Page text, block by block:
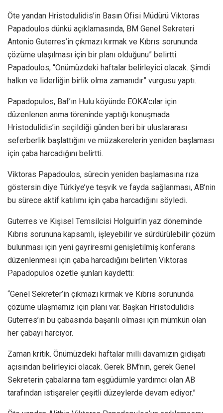
Öte yandan Hristodulidis’in Basın Ofisi Müdürü Viktoras
Papadoulos dünkü açıklamasında, BM Genel Sekreteri
Antonio Guterres’in çıkmazı kırmak ve Kıbrıs sorununda
çözüme ulaşılması için bir planı olduğunu” belirtti.
Papadoulos, “Önümüzdeki haftalar belirleyici olacak. Şimdi
halkın ve liderliğin birlik olma zamanıdır” vurgusu yaptı.
Papadopulos, Baf’ın Hulu köyünde EOKA’cılar için
düzenlenen anma töreninde yaptığı konuşmada
Hristodulidis’in seçildiği günden beri bir uluslararası
seferberlik başlattığını ve müzakerelerin yeniden başlaması
için çaba harcadığını belirtti.
Viktoras Papadoulos, sürecin yeniden başlamasına rıza
göstersin diye Türkiye’ye teşvik ve fayda sağlanması, AB’nin
bu sürece aktif katılımı için çaba harcadığını söyledi.
Guterres ve Kişisel Temsilcisi Holguin’in yaz döneminde
Kıbrıs sorununa kapsamlı, işleyebilir ve sürdürülebilir çözüm
bulunması için yeni gayriresmi genişletilmiş konferans
düzenlenmesi için çaba harcadığını belirten Viktoras
Papadopulos özetle şunları kaydetti:
“Genel Sekreter’in çıkmazı kırmak ve Kıbrıs sorununda
çözüme ulaşmamız için planı var. Başkan Hristodulidis
Guterres’in bu çabasında başarılı olması için mümkün olan
her çabayı harcıyor.
Zaman kritik. Önümüzdeki haftalar milli davamızın gidişatı
açısından belirleyici olacak. Gerek BM’nin, gerek Genel
Sekreterin çabalarına tam eşgüdümle yardımcı olan AB
tarafından istişareler çeşitli düzeylerde devam ediyor.”